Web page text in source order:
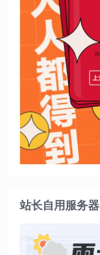
站长自用服务器